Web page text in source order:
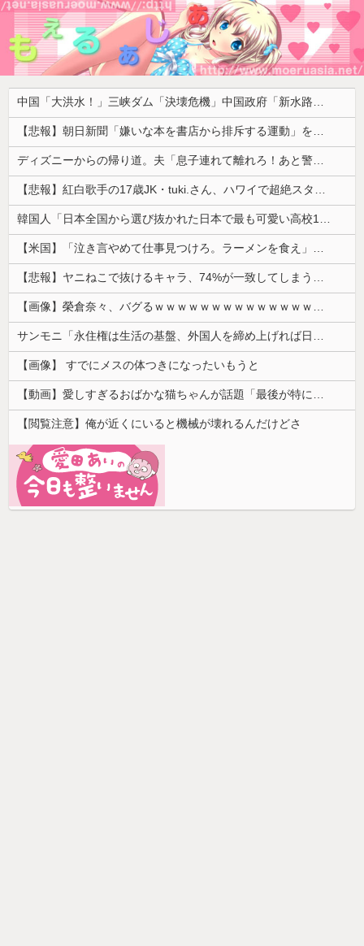
中国「大洪水！」三峡ダム「決壊危機」中国政府「新水路建設！（三峡新水路」現場職員「内部情報公開！（失踪」湖南省「三峡放流情報（画像」台風13号「三峡接近」→
【悲報】朝日新聞「嫌いな本を書店から排斥する運動」を好意的に紹介して大炎上 → 教諭「差別のない本屋に通いたい！」ｗｗｗｗｗｗｗｗｗｗｗｗ
ディズニーからの帰り道。夫「息子連れて離れろ！あと警察に通報！」私「助けて！」駅員「どうしました！？」→トンデモナイことに…
【悲報】紅白歌手の17歳JK・tuki.さん、ハワイで超絶スタイルを晒すも『顔だけ頑なに隠す』ムーブを継続へｗｗｗｗ
韓国人「日本全国から選び抜かれた日本で最も可愛い高校1年生がこの方です‥」→「これが日本のレベル‥」
【米国】「泣き言やめて仕事見つけろ。ラーメンを食え」議員らの投稿にバンス氏が猛反発…ブリトーの価格めぐる議論、共和党の内戦に発展
【悲報】ヤニねこで抜けるキャラ、74%が一致してしまうｗｗｗｗｗ
【画像】榮倉奈々、バグるｗｗｗｗｗｗｗｗｗｗｗｗｗｗｗｗ
サンモニ「永住権は生活の基盤、外国人を締め上げれば日本人が生きやすくなるは勘違い」
【画像】 すでにメスの体つきになったいもうと
【動画】愛しすぎるおばかな猫ちゃんが話題「最後が特にかわいいｗ」
【閲覧注意】俺が近くにいると機械が壊れるんだけどさ